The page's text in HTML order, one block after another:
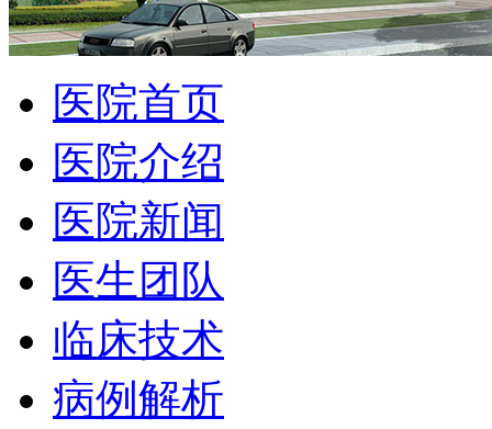
医院首页
医院介绍
医院新闻
医生团队
临床技术
病例解析